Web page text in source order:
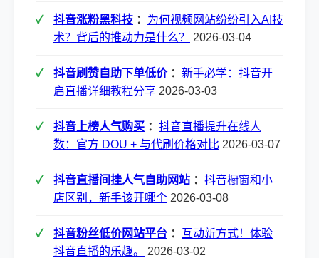
抖音涨粉黑科技 ： 为何视频网站纷纷引入AI技
术？背后的推动力是什么？
2026-03-04
抖音刷赞自助下单低价： 新手必学：抖音开
启直播详细教程分享 2026-03-03
抖音上榜人气购买 ： 抖音直播提升在线人
数：官方 DOU + 与代刷价格对比 2026-03-07
抖音直播间挂人气自助网站 ： 抖音橱窗和小
店区别，新手该开哪个 2026-03-08
抖音粉丝低价网站平台 ： 互动新方式！体验
抖音直播的乐趣。
2026-03-02